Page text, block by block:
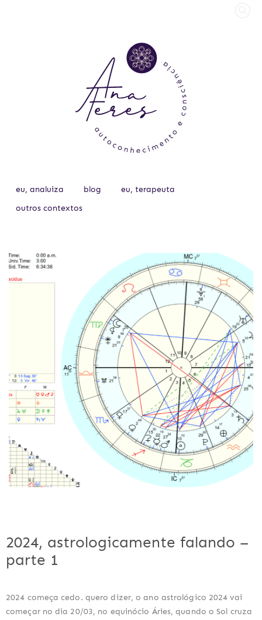
eu, analuiza blog
eu, terapeuta
outros contextos
2024, astrologicamente falando –
parte 1
2024 começa cedo. quero dizer, o ano astrológico 2024 vai
começar no dia 20/03, no equinócio Áries, quando o Sol cruza